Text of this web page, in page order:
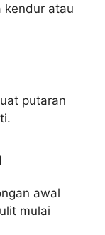
kendur atau
putaran
awal
mulai